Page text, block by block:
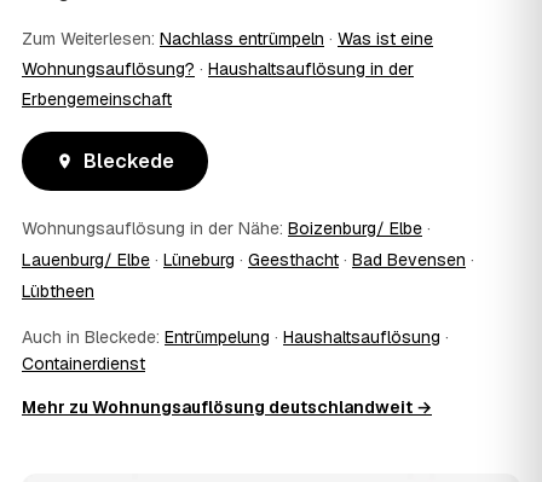
Ja. Auf Wunsch erhalten Sie einen Entsorgungsnachweis
über die fachgerechte Verwertung — wichtig als Beleg
gegenüber Vermieter, Behörden oder für die
Erbengemeinschaft.
11
Was passiert mit dem Abfall?
Fachgerechte Entsorgung über zugelassene Höfe —
Wertstoffe werden recycelt oder gespendet, mit
Nachweis.
Was kostet die Anfrage?
Die Anfrage ist kostenlos und unverbindlich. Sie
vergleichen mehrere Festpreis-Angebote aus Bleckede
und entscheiden in Ruhe — bezahlt wird nur die Leistung,
13 Was kostet die Auflösung einer normal großen
Wohnung in Bleckede?
Für eine durchschnittliche Wohnung mit rund 65 m² liegen
Zum Weiterlesen: Nachlass entrümpeln · Was ist eine
Wohnungsauflösung? · Haushaltsauflösung in der
Erbengemeinschaft
Bleckede
Wohnungsauflösung in der Nähe: Boizenburg/ Elbe ·
Lauenburg/ Elbe · Lüneburg · Geesthacht · Bad Bevensen ·
Lübtheen
Auch in Bleckede: Entrümpelung · Haushaltsauflösung ·
Containerdienst
Mehr zu Wohnungsauflösung deutschlandweit →